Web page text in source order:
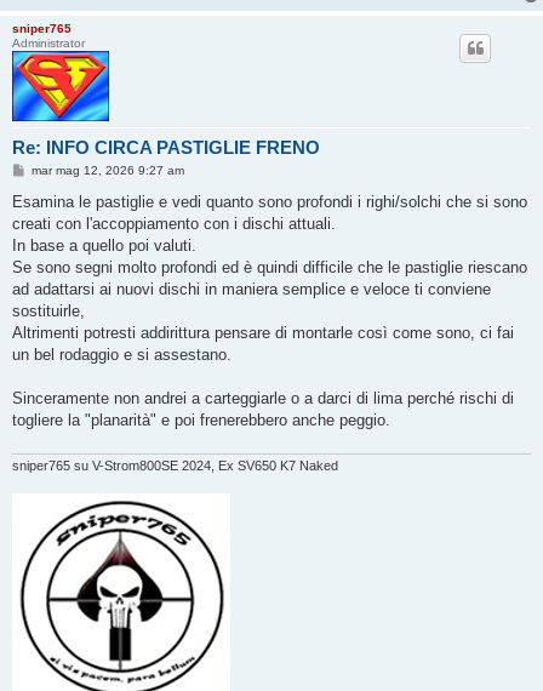
sniper765
Administrator
Re: INFO CIRCA PASTIGLIE FRENO
M
s
a
g
i
o
mar mag 12, 2026 9:27 am
Esamina le pastiglie e vedi quanto sono profondi i righi/solchi che si sono
creati con l'accoppiamento con i dischi attuali.
In base a quello poi valuti.
Se sono segni molto profondi ed è quindi difficile che le pastiglie riescano
ad adattarsi ai nuovi dischi in maniera semplice e veloce ti conviene
sostituirle,
Altrimenti potresti addirittura pensare di montarle così come sono, ci fai
un bel rodaggio e si assestano.
Sinceramente non andrei a carteggiarle o a darci di lima perché rischi di
togliere la "planarità" e poi frenerebbero anche peggio.
sniper765 su V-Strom800SE 2024, Ex SV650 K7 Naked